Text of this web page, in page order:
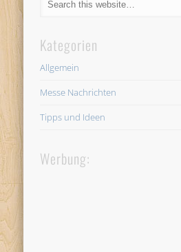
Kategorien
Allgemein
Messe Nachrichten
Tipps und Ideen
Werbung: